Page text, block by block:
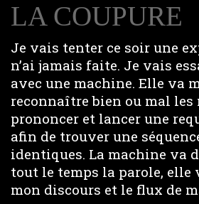
LA COUPURE
Je vais tenter ce soir une
n’ai jamais faite. Je vais
avec une machine. Elle va
reconnaître bien ou mal les
prononcer et lancer une
afin de trouver une
identiques. La machine va
tout le temps la parole, elle
mon discours et le flux de